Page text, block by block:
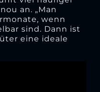
an. „Man
wenn
sind. Dann ist
eine ideale